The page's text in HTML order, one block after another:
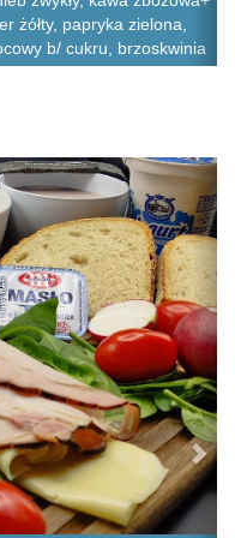
żółty, papryka zielona,
b/ cukru, brzoskwinia